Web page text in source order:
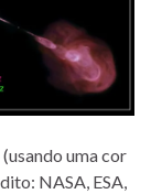
uma cor
NASA, ESA,